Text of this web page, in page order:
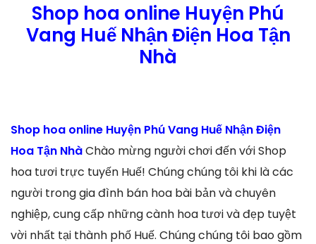
Shop hoa online Huyện Phú
Vang Huế Nhận Điện Hoa Tận
Nhà
Shop hoa online Huyện Phú Vang Huế Nhận Điện
Hoa Tận NhàChào mừng người chơi đến với Shop
hoa tươi trực tuyến Huế! Chúng chúng tôi khi là các
người trong gia đình bán hoa bài bản và chuyên
nghiệp, cung cấp những cành hoa tươi và đẹp tuyệt
vời nhất tại thành phố Huế. Chúng chúng tôi bao gồm